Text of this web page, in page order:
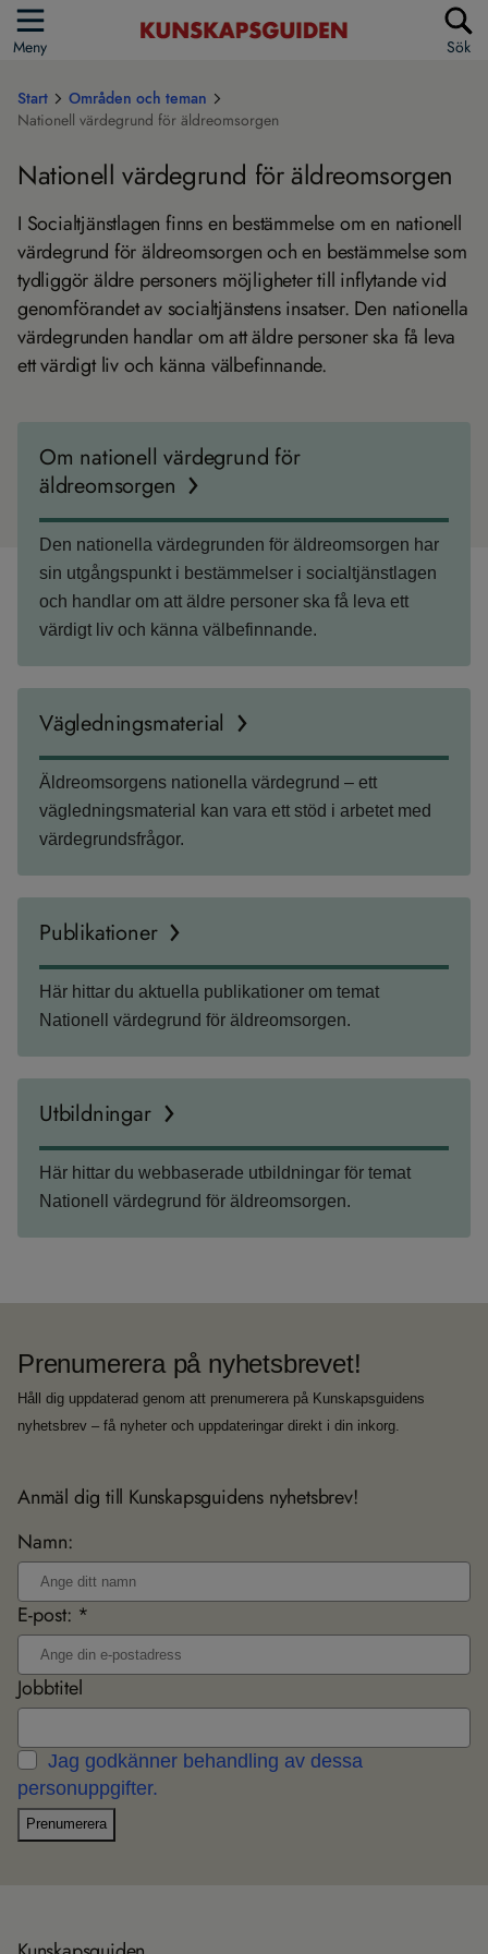
Meny Sök
Start
Områden och teman
Nationell värdegrund för äldreomsorgen
Nationell värdegrund för äldreomsorgen
I Socialtjänstlagen finns en bestämmelse om en nationell
värdegrund för äldreomsorgen och en bestämmelse som
tydliggör äldre personers möjligheter till inflytande vid
genomförandet av socialtjänstens insatser. Den nationella
värdegrunden handlar om att äldre personer ska få leva
ett värdigt liv och känna välbefinnande.
Om nationell värdegrund för
äldreomsorgen
Den nationella värdegrunden för äldreomsorgen har
sin utgångspunkt i bestämmelser i socialtjänstlagen
och handlar om att äldre personer ska få leva ett
värdigt liv och känna välbefinnande.
Vägledningsmaterial
Äldreomsorgens nationella värdegrund – ett
vägledningsmaterial kan vara ett stöd i arbetet med
värdegrundsfrågor.
Publikationer
Här hittar du aktuella publikationer om temat
Nationell värdegrund för äldreomsorgen.
Utbildningar
Här hittar du webbaserade utbildningar för temat
Nationell värdegrund för äldreomsorgen.
Prenumerera på nyhetsbrevet!
Håll dig uppdaterad genom att prenumerera på Kunskapsguidens
nyhetsbrev – få nyheter och uppdateringar direkt i din inkorg.
Anmäl dig till Kunskapsguidens nyhetsbrev!
Namn:
E-post: *
Jobbtitel
Jag godkänner behandling av dessa
personuppgifter.
Prenumerera